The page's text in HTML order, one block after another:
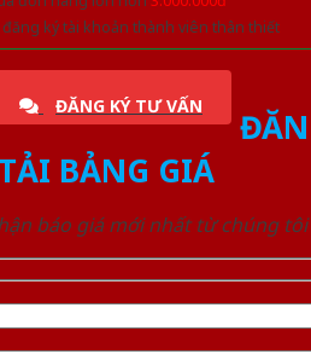
ký tài khoản thành viên thân thiết
ĐĂNG KÝ TƯ VẤN
TẢI BẢNG GIÁ
báo giá mới nhất từ chúng tôi